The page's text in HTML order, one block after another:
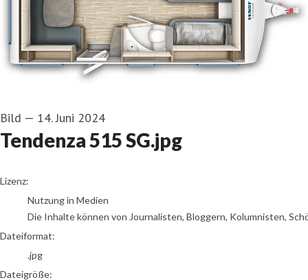
Bild — 14. Juni 2024
Tendenza 515 SG.jpg
go to media item
Lizenz:
Nutzung in Medien
Die Inhalte können von Journalisten, Bloggern, Kolumnisten,
Dateiformat:
.jpg
Dateigröße: